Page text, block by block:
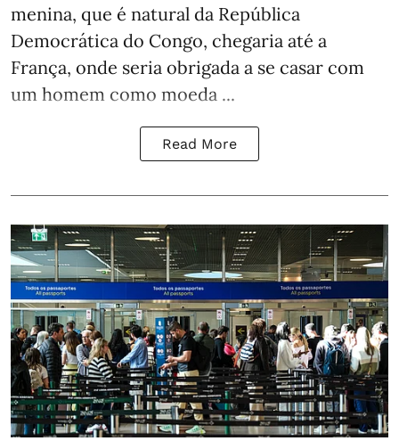
menina, que é natural da República
Democrática do Congo, chegaria até a
França, onde seria obrigada a se casar com
um homem como moeda ...
Read More